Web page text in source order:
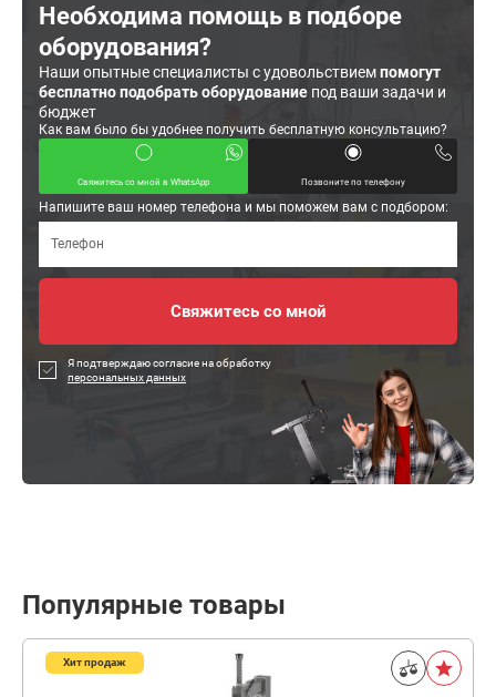
Необходима помощь в подборе
оборудования?
Наши опытные специалисты с удовольствиемпомогут
бесплатно подобрать оборудование под ваши задачи и
бюджет
Как вам было бы удобнее получить бесплатную консультацию?
Свяжитесь со мной в WhatsApp Позвоните по телефону
Напишите ваш номер телефона и мы поможем вам с подбором:
Я подтверждаю согласие на обработку
персональных данных
Популярные товары
Хит продаж